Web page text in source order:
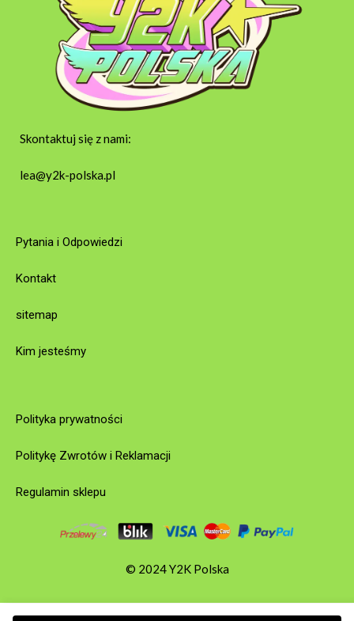
Skontaktuj się z nami:
lea@y2k-polska.pl
Pytania i Odpowiedzi
Kontakt
sitemap
Kim jesteśmy
Polityka prywatności
Politykę Zwrotów i Reklamacji
Regulamin sklepu
© 2024 Y2K Polska